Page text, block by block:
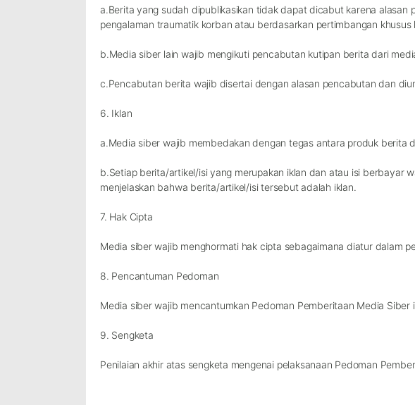
a.Berita yang sudah dipublikasikan tidak dapat dicabut karena alasan
pengalaman traumatik korban atau berdasarkan pertimbangan
b.Media siber lain wajib mengikuti pencabutan kutipan berita dari
c.Pencabutan berita wajib disertai dengan alasan pencabutan dan
6. Iklan
a.Media siber wajib membedakan dengan tegas antara produk berita
b.Setiap berita/artikel/isi yang merupakan iklan dan atau isi berbayar
menjelaskan bahwa berita/artikel/isi tersebut adalah iklan.
7. Hak Cipta
Media siber wajib menghormati hak cipta sebagaimana diatur dalam
8. Pencantuman Pedoman
Media siber wajib mencantumkan Pedoman Pemberitaan Media
9. Sengketa
Penilaian akhir atas sengketa mengenai pelaksanaan Pedoman